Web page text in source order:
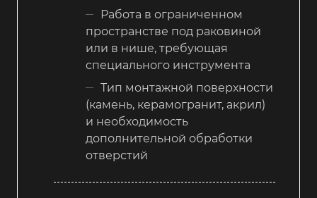
Работа в ограниченном
пространстве под раковиной
или в нише, требующая
специального инструмента
Тип монтажной поверхности
(камень, керамогранит, акрил)
и необходимость
дополнительной обработки
отверстий